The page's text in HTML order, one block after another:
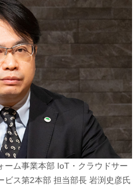
ーム事業本部 IoT・クラウドサー
ビス第2本部 担当部長 岩渕史彦氏